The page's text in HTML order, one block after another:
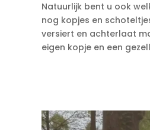
Natuurlijk bent u ook
nog kopjes en
versiert en achterlaat
eigen kopje en een